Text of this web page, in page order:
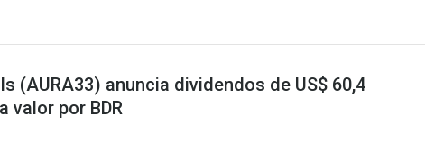
(AURA33) anuncia dividendos de US$ 60,4
valor por BDR